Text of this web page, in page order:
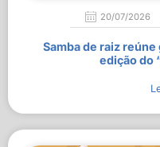
20/07/2026
Samba de raiz
edição do